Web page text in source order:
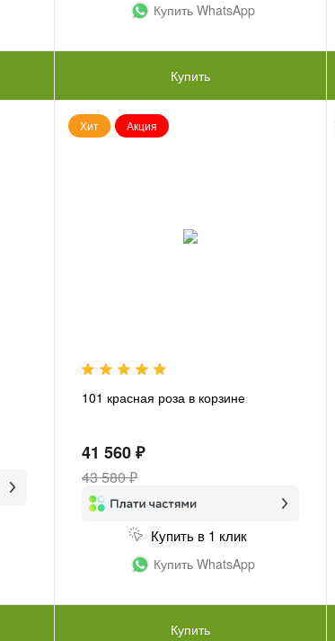
Купить WhatsApp
Купить
Хит Акция
101 красная роза в корзине
41 560 ₽
43 580 ₽
Купить в 1 клик
Купить WhatsApp
Купить